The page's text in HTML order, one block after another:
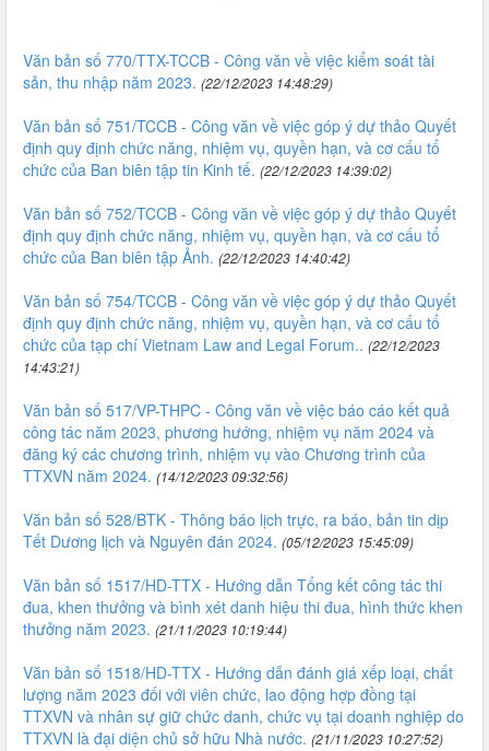
Văn bản số 770/TTX-TCCB - Công văn về việc kiểm soát tài
sản, thu nhập năm 2023. (22/12/2023 14:48:29)
Văn bản số 751/TCCB - Công văn về việc góp ý dự thảo Quyết
định quy định chức năng, nhiệm vụ, quyền hạn, và cơ cấu tổ
chức của Ban biên tập tin Kinh tế. (22/12/2023 14:39:02)
Văn bản số 752/TCCB - Công văn về việc góp ý dự thảo Quyết
định quy định chức năng, nhiệm vụ, quyền hạn, và cơ cấu tổ
chức của Ban biên tập Ảnh. (22/12/2023 14:40:42)
Văn bản số 754/TCCB - Công văn về việc góp ý dự thảo Quyết
định quy định chức năng, nhiệm vụ, quyền hạn, và cơ cấu tổ
chức của tạp chí Vietnam Law and Legal Forum.. (22/12/2023
14:43:21)
Văn bản số 517/VP-THPC - Công văn về việc báo cáo kết quả
công tác năm 2023, phương hướng, nhiệm vụ năm 2024 và
đăng ký các chương trình, nhiệm vụ vào Chương trình của
TTXVN năm 2024. (14/12/2023 09:32:56)
Văn bản số 528/BTK - Thông báo lịch trực, ra báo, bản tin dịp
Tết Dương lịch và Nguyên đán 2024. (05/12/2023 15:45:09)
Văn bản số 1517/HD-TTX - Hướng dẫn Tổng kết công tác thi
đua, khen thưởng và bình xét danh hiệu thi đua, hình thức khen
thưởng năm 2023. (21/11/2023 10:19:44)
Văn bản số 1518/HD-TTX - Hướng dẫn đánh giá xếp loại, chất
lượng năm 2023 đối với viên chức, lao động hợp đồng tại
TTXVN và nhân sự giữ chức danh, chức vụ tại doanh nghiệp do
TTXVN là đại diện chủ sở hữu Nhà nước. (21/11/2023 10:27:52)